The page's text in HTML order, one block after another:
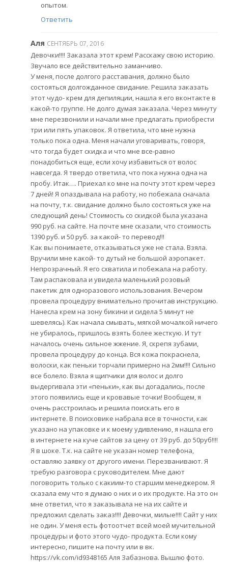
опытом.
Ответить
Аля СЕНТЯБРЬ 07, 2016
Девочки!!!! Заказала этот крем! Расскажу свою историю.
Звучало все действительно заманчиво.
У меня, после долгого расставания, должно было
состояться долгожданное свидание. Решила заказать
этот чудо- крем для депиляции, нашла я его вконтакте в
какой-то группе. Не долго думая заказала. Через минуту
мне перезвонили и начали мне предлагать приобрести
три или пять упаковок. Я ответила, что мне нужна
только пока одна. Меня начали уговаривать, говоря,
что тогда будет скидка и что мне все-равно
понадобиться еще, если хочу избавиться от волос
навсегда. Я твердо ответила, что пока нужна одна на
пробу. Итак…. Приехал ко мне на почту этот крем через
7 дней! Я опаздывала на работу, но побежала сначала
на почту, т.к. свидание должно было состояться уже на
следующий день! Стоимость со скидкой была указана
990 руб. на сайте. На почте мне сказали, что стоимость
1390 руб. и 50 руб. за какой- то перевод!!!
Как вы понимаете, отказываться уже не стала. Взяла.
Вручили мне какой- то дутый не большой аэропакет.
Непрозрачный. Я его схватила и побежала на работу.
Там распаковала и увидела маленький розовый
пакетик для одноразового использования. Вечером
провела процедуру внимательно прочитав инструкцию.
Нанесла крем на зону бикини и сидела 5 минут не
шевелясь). Как начала смывать, мягкой мочалкой ничего
не убиралось, пришлось взять более жесткую. И тут
началось очень сильное жжение. Я, скрепя зубами,
провела процедуру до конца. Вся кожа покраснела,
волоски, как пеньки торчали примерно на 2мм!!!! Сильно
все болело. Взяла я щипчики для волос и долго
выдергивала эти «пеньки», как вы догадались, после
этого появились еще и кровавые точки! Вообщем, я
очень расстроилась и решила поискать его в
интернете. В поисковике набрала все в точности, как
указано на упаковке и к моему удивлению, я нашла его
в интернете на куче сайтов за цену от 39 руб. до 50руб!!!!
Я в шоке. Т.к. на сайте не указан номер телефона,
оставляю заявку от другого имени. Перезванивают. Я
требую разговора с руководителем. Мне дают
поговорить только с какиим-то старшим менеджером. Я
сказала ему что я думаю о них и о их продукте. На это он
мне ответил, что я заказывала не на их сайте и
предложил сделать заказ!!!! Девочки, милые!!!! Сайт у них
не один. У меня есть фотоотчет всей моей мучительной
процедуры и фото этого чудо- продукта. Если кому
интересно, пишите на почту или в вк.
https://vk.com/id9348165 Аля Забазнова. Вышлю фото.